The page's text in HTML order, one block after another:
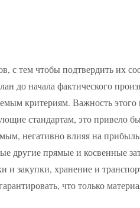
с тем чтобы подтвердить их
до начала фактического
критериям. Важность этого
стандартам, это привело
негативно влияя на
другие прямые и косвенные
и закупки, хранение и
что только